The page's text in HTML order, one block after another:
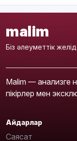
malim
Біз әлеуметтік
Malim — анализге
пікірлер мен
Айдарлар
Саясат